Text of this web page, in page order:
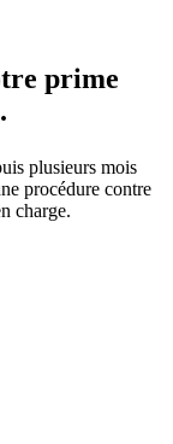
prime
plusieurs mois
procédure contre
charge.